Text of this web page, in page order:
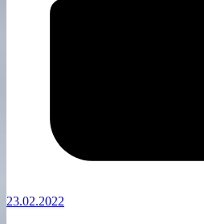
23.02.2022